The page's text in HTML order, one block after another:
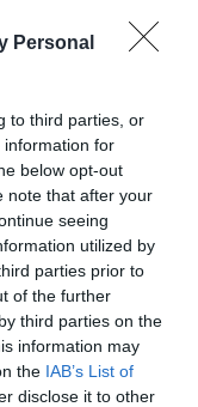
Personal
to third parties, or
information for
below opt-out
note that after your
seeing
utilized by
parties prior to
of the further
third parties on the
information may
the IAB’s List of
disclose it to other
fizetnie a
a Kossuth
miatt kerül
az 1,3
helyett 500
forintnyi